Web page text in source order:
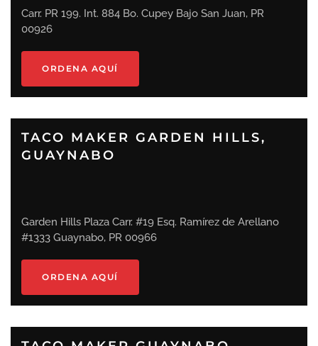
Carr. PR 199. Int. 884 Bo. Cupey Bajo San Juan, PR
00926
ORDENA AQUÍ
TACO MAKER GARDEN HILLS,
GUAYNABO
Garden Hills Plaza Carr. #19 Esq. Ramírez de Arellano
#1333 Guaynabo, PR 00966
ORDENA AQUÍ